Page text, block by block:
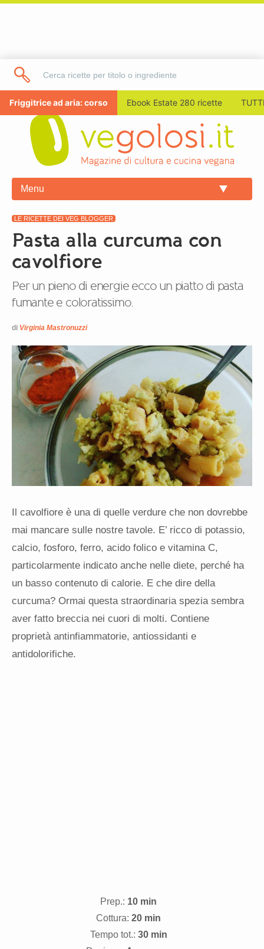
Friggitrice ad aria: corso Ebook Estate 280 ricette
Menu
LE RICETTE DEI VEG BLOGGER
Pasta alla curcuma con
cavolfiore
Per un pieno di energie ecco un piatto di pasta
fumante e coloratissimo.
di Virginia Mastronuzzi
Il cavolfiore è una di quelle verdure che non dovrebbe
mai mancare sulle nostre tavole. E’ ricco di potassio,
calcio, fosforo, ferro, acido folico e vitamina C,
particolarmente indicato anche nelle diete, perché ha
un basso contenuto di calorie. E che dire della
curcuma? Ormai questa straordinaria spezia sembra
aver fatto breccia nei cuori di molti. Contiene
proprietà antinfiammatorie, antiossidanti e
antidolorifiche.
Prep.: 10 min
Cottura: 20 min
Tempo tot.: 30 min